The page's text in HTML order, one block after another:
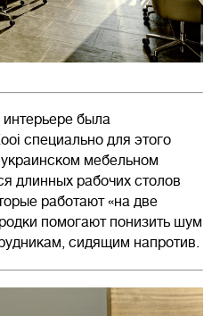
интерьере была
специально для этого
мебельном
длинных рабочих столов
работают «на две
помогают понизить шум
сидящим напротив.